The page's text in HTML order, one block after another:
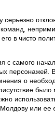
в чисто
с самого
персонажей.
о
или ее